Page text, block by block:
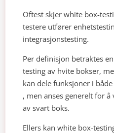
Oftest skjer white box-
testere utfører
integrasjonstesting.
Per definisjon betraktes
testing av hvite bokser,
kan dele funksjoner i
, men anses generelt for
av svart boks.
Ellers kan white box-